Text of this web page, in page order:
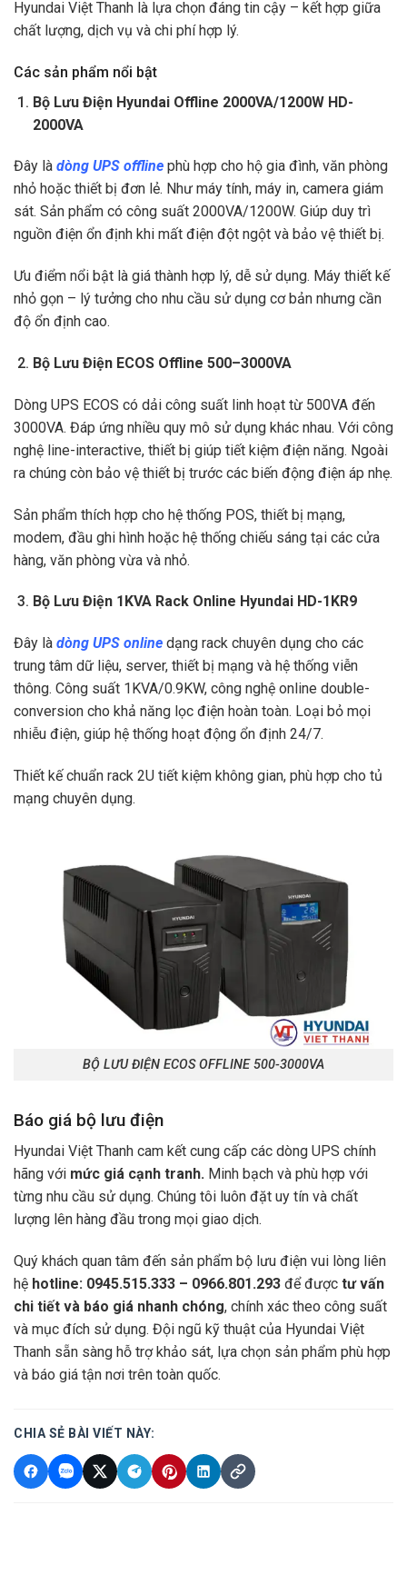
Hyundai Việt Thanh là lựa chọn đáng tin cậy – kết hợp giữa
chất lượng, dịch vụ và chi phí hợp lý.
Các sản phẩm nổi bật
Bộ Lưu Điện Hyundai Offline 2000VA/1200W HD-
2000VA
Đây là dòng UPS offline phù hợp cho hộ gia đình, văn phòng
nhỏ hoặc thiết bị đơn lẻ. Như máy tính, máy in, camera giám
sát. Sản phẩm có công suất 2000VA/1200W. Giúp duy trì
nguồn điện ổn định khi mất điện đột ngột và bảo vệ thiết bị.
Ưu điểm nổi bật là giá thành hợp lý, dễ sử dụng. Máy thiết kế
nhỏ gọn – lý tưởng cho nhu cầu sử dụng cơ bản nhưng cần
độ ổn định cao.
Bộ Lưu Điện ECOS Offline 500–3000VA
Dòng UPS ECOS có dải công suất linh hoạt từ 500VA đến
3000VA. Đáp ứng nhiều quy mô sử dụng khác nhau. Với công
nghệ line-interactive, thiết bị giúp tiết kiệm điện năng. Ngoài
ra chúng còn bảo vệ thiết bị trước các biến động điện áp nhẹ.
Sản phẩm thích hợp cho hệ thống POS, thiết bị mạng,
modem, đầu ghi hình hoặc hệ thống chiếu sáng tại các cửa
hàng, văn phòng vừa và nhỏ.
Bộ Lưu Điện 1KVA Rack Online Hyundai HD-1KR9
Đây là dòng UPS online dạng rack chuyên dụng cho các
trung tâm dữ liệu, server, thiết bị mạng và hệ thống viễn
thông. Công suất 1KVA/0.9KW, công nghệ online double-
conversion cho khả năng lọc điện hoàn toàn. Loại bỏ mọi
nhiễu điện, giúp hệ thống hoạt động ổn định 24/7.
Thiết kế chuẩn rack 2U tiết kiệm không gian, phù hợp cho tủ
mạng chuyên dụng.
BỘ LƯU ĐIỆN ECOS OFFLINE 500-3000VA
Báo giá bộ lưu điện
Hyundai Việt Thanh cam kết cung cấp các dòng UPS chính
hãng với mức giá cạnh tranh. Minh bạch và phù hợp với
từng nhu cầu sử dụng. Chúng tôi luôn đặt uy tín và chất
lượng lên hàng đầu trong mọi giao dịch.
Quý khách quan tâm đến sản phẩm bộ lưu điện vui lòng liên
hệ hotline: 0945.515.333 – 0966.801.293 để được tư vấn
chi tiết và báo giá nhanh chóng, chính xác theo công suất
và mục đích sử dụng. Đội ngũ kỹ thuật của Hyundai Việt
Thanh sẵn sàng hỗ trợ khảo sát, lựa chọn sản phẩm phù hợp
và báo giá tận nơi trên toàn quốc.
CHIA SẺ BÀI VIẾT NÀY: